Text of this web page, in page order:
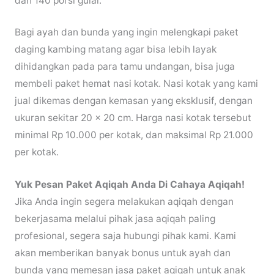
Bagi ayah dan bunda yang ingin melengkapi paket
daging kambing matang agar bisa lebih layak
dihidangkan pada para tamu undangan, bisa juga
membeli paket hemat nasi kotak. Nasi kotak yang kami
jual dikemas dengan kemasan yang eksklusif, dengan
ukuran sekitar 20 x 20 cm. Harga nasi kotak tersebut
minimal Rp 10.000 per kotak, dan maksimal Rp 21.000
per kotak.
Yuk Pesan Paket Aqiqah Anda Di Cahaya Aqiqah!
Jika Anda ingin segera melakukan aqiqah dengan
bekerjasama melalui pihak jasa aqiqah paling
profesional, segera saja hubungi pihak kami. Kami
akan memberikan banyak bonus untuk ayah dan
bunda yang memesan jasa paket aqiqah untuk anak